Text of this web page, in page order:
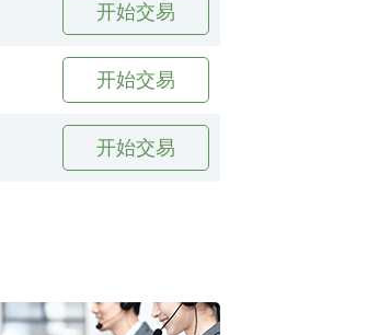
开始交易
开始交易
开始交易